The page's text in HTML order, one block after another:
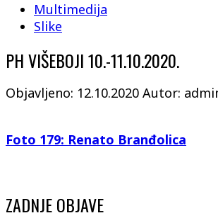
Multimedija
Slike
PH VIŠEBOJI 10.-11.10.2020.
Objavljeno: 12.10.2020 Autor:
Foto 179: Renato Branđolica
ZADNJE OBJAVE